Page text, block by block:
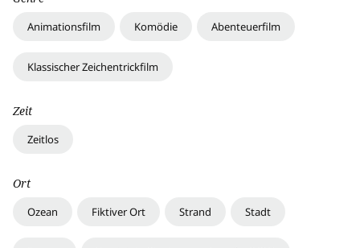
Animationsfilm Komödie Abenteuerfilm
Klassischer Zeichentrickfilm
Zeit
Zeitlos
Ort
Ozean Fiktiver Ort Strand Stadt